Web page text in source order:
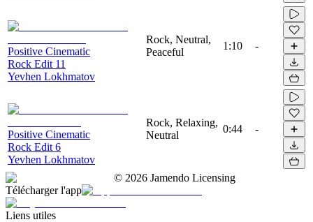
Positive Cinematic
Rock Edit 11
Yevhen Lokhmatov
Rock, Neutral,
Peaceful
1:10 -
Positive Cinematic
Rock Edit 6
Yevhen Lokhmatov
Rock, Relaxing,
Neutral
0:44 -
© 2026 Jamendo Licensing
Télécharger l'app
Liens utiles